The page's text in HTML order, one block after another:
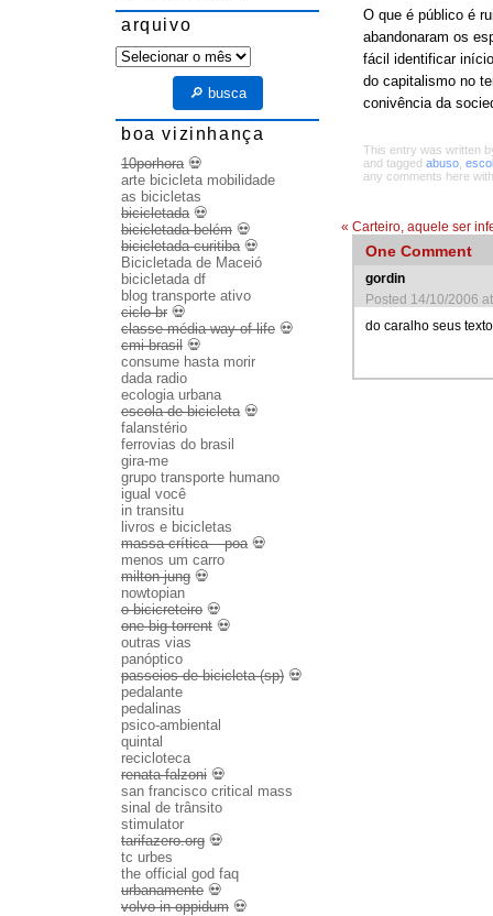
O que é público é
abandonaram os
fácil identificar
do capitalismo no
conivência da
This entry was written
and tagged abuso
any comments here
« Carteiro, aquele ser
One Comment
gordin
Posted 14/10/2006
do caralho seus
arquivo
arquivo
🔎 busca
boa vizinhança
10porhora💀
arte bicicleta mobilidade
as bicicletas
bicicletada💀
bicicletada belém 💀
bicicletada curitiba💀
Bicicletada de Maceió
bicicletada df
blog transporte ativo
ciclo br 💀
classe média way of life 💀
cmi brasil 💀
consume hasta morir
dada radio
ecologia urbana
escola de bicicleta💀
falanstério
ferrovias do brasil
gira-me
grupo transporte humano
igual você
in transitu
livros e bicicletas
massa crítica – poa💀
menos um carro
milton jung 💀
nowtopian
o bicicreteiro 💀
one big torrent 💀
outras vias
panóptico
passeios de bicicleta (sp) 💀
pedalante
pedalinas
psico-ambiental
quintal
recicloteca
renata falzoni 💀
san francisco critical mass
sinal de trânsito
stimulator
tarifazero.org 💀
tc urbes
the official god faq
urbanamente 💀
volvo in oppidum 💀